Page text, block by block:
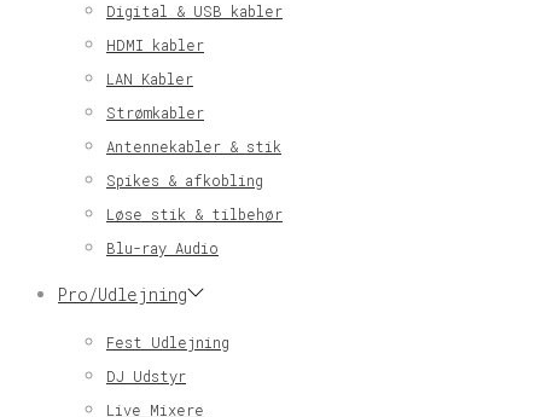
Digital & USB kabler
HDMI kabler
LAN Kabler
Strømkabler
Antennekabler & stik
Spikes & afkobling
Løse stik & tilbehør
Blu-ray Audio
Pro/Udlejning
Fest Udlejning
DJ Udstyr
Live Mixere